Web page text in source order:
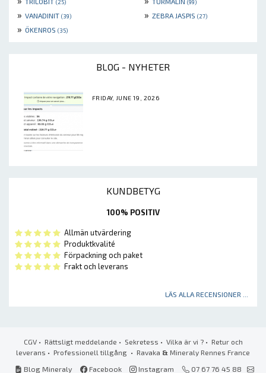
(25) (99)
» VANADINIT (39) » ZEBRA JASPIS (27)
» ÖKENROS (35)
BLOG - NYHETER
FRIDAY, JUNE 19, 2026
KUNDBETYG
100% POSITIV
Allmän utvärdering
Produktkvalité
Förpackning och paket
Frakt och leverans
LÄS ALLA RECENSIONER ...
CGV• Rättsligt meddelande • Sekretess • Vilka är vi ?• Retur och
leverans • Professionell tillgång • Ravaka & Mineraly Rennes France
Blog Mineraly
Facebook Instagram 07 67 76 45 88